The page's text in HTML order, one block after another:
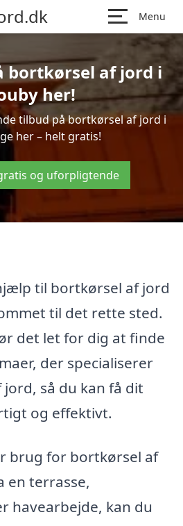
Menu
bortkørsel af jord i
her!
tilbud på bortkørsel af jord i
her – helt gratis!
og uforpligtende
til bortkørsel af jord
til det rette sted.
det let for dig at finde
der specialiserer
så du kan få dit
og effektivt.
brug for bortkørsel af
en terrasse,
havearbejde, kan du